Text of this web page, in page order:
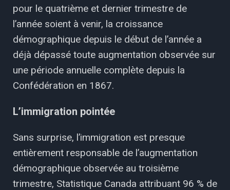
pour le quatrième et dernier trimestre de
l’année soient à venir, la croissance
démographique depuis le début de l’année a
déjà dépassé toute augmentation observée sur
une période annuelle complète depuis la
Confédération en 1867.
L’immigration pointée
Sans surprise, l’immigration est presque
entièrement responsable de l’augmentation
démographique observée au troisième
trimestre, Statistique Canada attribuant 96 % de